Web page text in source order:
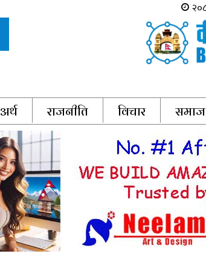
अर्थ राजनीति विचार समाज